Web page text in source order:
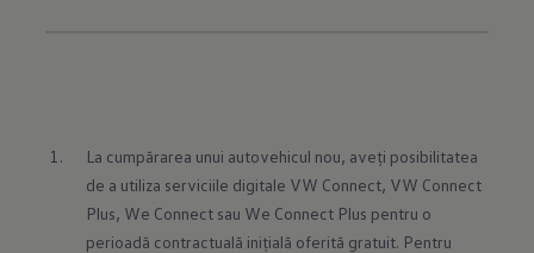
La cumpărarea unui autovehicul nou, aveți posibilitatea
de a utiliza serviciile digitale VW Connect, VW Connect
Plus, We Connect sau We Connect Plus pentru o
perioadă contractuală inițială oferită gratuit. Pentru